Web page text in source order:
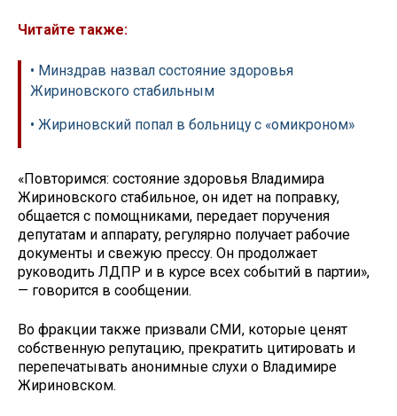
Читайте также:
• Минздрав назвал состояние здоровья
Жириновского стабильным
• Жириновский попал в больницу с «омикроном»
«Повторимся: состояние здоровья Владимира
Жириновского стабильное, он идет на поправку,
общается с помощниками, передает поручения
депутатам и аппарату, регулярно получает рабочие
документы и свежую прессу. Он продолжает
руководить ЛДПР и в курсе всех событий в партии»,
— говорится в сообщении.
Во фракции также призвали СМИ, которые ценят
собственную репутацию, прекратить цитировать и
перепечатывать анонимные слухи о Владимире
Жириновском.